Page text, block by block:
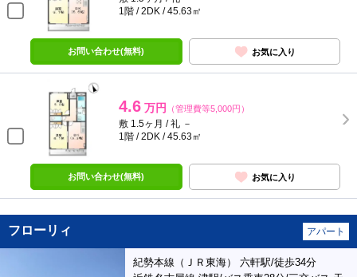
1階 / 2DK / 45.63㎡
お問い合わせ(無料) お気に入り
4.6 万円 （管理費等5,000円）
敷 1.5ヶ月 / 礼 －
1階 / 2DK / 45.63㎡
お問い合わせ(無料) お気に入り
フローリィ アパート
紀勢本線（ＪＲ東海） 六軒駅/徒歩34分